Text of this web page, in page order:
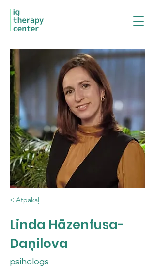
< Atpakaļ
Linda Hāzenfusa-
Daņilova
psihologs